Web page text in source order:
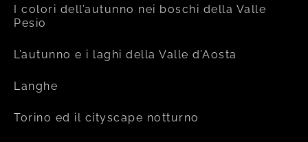
I colori dell’autunno nei boschi della Valle
Pesio
L’autunno e i laghi della Valle d’Aosta
Langhe
Torino ed il cityscape notturno